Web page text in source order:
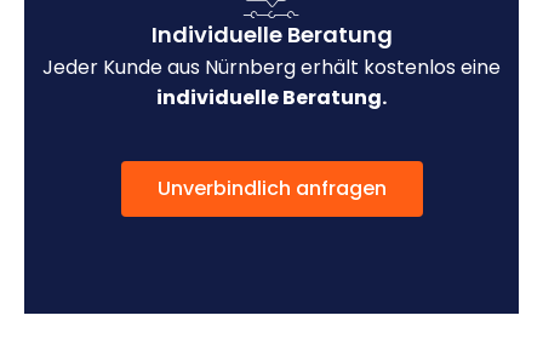
Individuelle Beratung
Jeder Kunde aus Nürnberg erhält kostenlos eine
individuelle Beratung.
Unverbindlich anfragen